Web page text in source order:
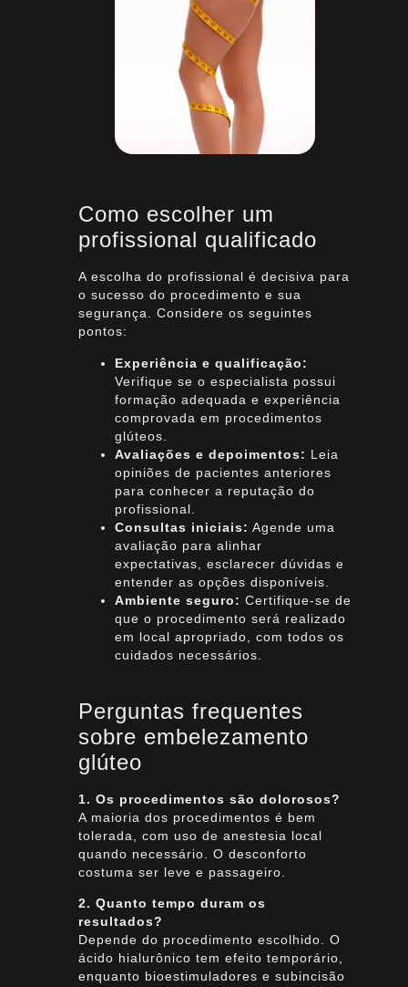
Como escolher um
profissional qualificado
A escolha do profissional é decisiva para
o sucesso do procedimento e sua
segurança. Considere os seguintes
pontos:
Experiência e qualificação:
Verifique se o especialista possui
formação adequada e experiência
comprovada em procedimentos
glúteos.
Avaliações e depoimentos: Leia
opiniões de pacientes anteriores
para conhecer a reputação do
profissional.
Consultas iniciais: Agende uma
avaliação para alinhar
expectativas, esclarecer dúvidas e
entender as opções disponíveis.
Ambiente seguro: Certifique-se de
que o procedimento será realizado
em local apropriado, com todos os
cuidados necessários.
Perguntas frequentes
sobre embelezamento
glúteo
1. Os procedimentos são dolorosos?
A maioria dos procedimentos é bem
tolerada, com uso de anestesia local
quando necessário. O desconforto
costuma ser leve e passageiro.
2. Quanto tempo duram os
resultados?
Depende do procedimento escolhido. O
ácido hialurônico tem efeito temporário,
enquanto bioestimuladores e subincisão